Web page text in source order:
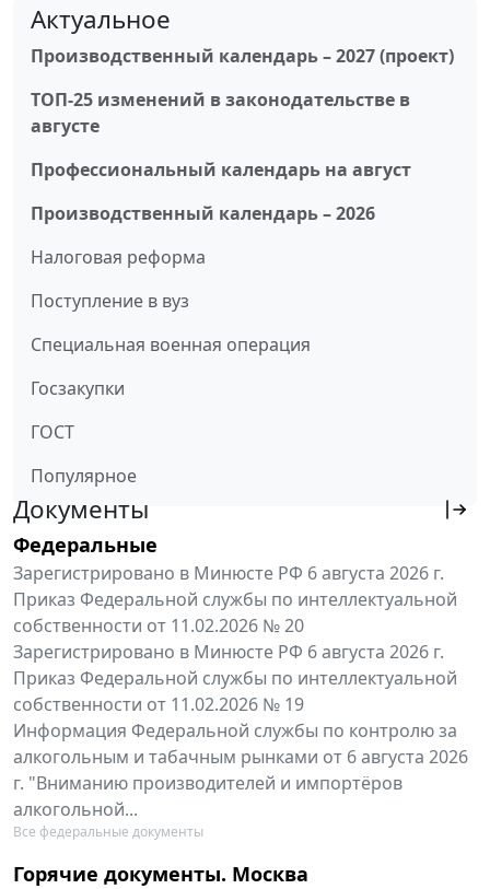
Актуальное
Производственный календарь – 2027 (проект)
ТОП-25 изменений в законодательстве в
августе
Профессиональный календарь на август
Производственный календарь – 2026
Налоговая реформа
Поступление в вуз
Специальная военная операция
Госзакупки
ГОСТ
Популярное
Документы
Федеральные
Зарегистрировано в Минюсте РФ 6 августа 2026 г.
Приказ Федеральной службы по интеллектуальной
собственности от 11.02.2026 № 20
Зарегистрировано в Минюсте РФ 6 августа 2026 г.
Приказ Федеральной службы по интеллектуальной
собственности от 11.02.2026 № 19
Информация Федеральной службы по контролю за
алкогольным и табачным рынками от 6 августа 2026
г. "Вниманию производителей и импортёров
алкогольной...
Все федеральные документы
Горячие документы. Москва